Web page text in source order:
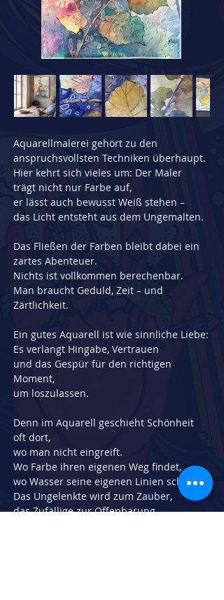
Aquarellmalerei gehört zu den
anspruchsvollsten Techniken überhaupt.
Hier kehrt sich vieles um: Der Maler
trägt nicht nur Farbe auf,
er lässt auch bewusst Weiß stehen –
das Licht entsteht aus dem Ungemalten.
Das Fließen der Farben bleibt dabei ein
zartes Abenteuer.
Nichts ist vollkommen berechenbar.
Man braucht Geduld, Zeit – und
Zärtlichkeit.
Ein gutes Aquarell ist wie sinnliche Liebe:
Es verlangt Hingabe, Vertrauen
und das Gespür für den richtigen
Moment,
um loszulassen.
Denn im Aquarell geschieht Schönheit
oft dort,
wo man nicht eingreift.
Wo Farbe ihren eigenen Weg findet,
wo Wasser seine eigenen Linien schreibt.
Das Ungelenkte wird zum Zauber,
das Zufällige zur Offenbarung.